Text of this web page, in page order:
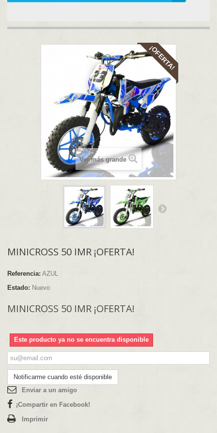
¡OFERTA!
Ver más grande
MINICROSS 50 IMR ¡OFERTA!
Referencia: AZUL
Estado: Nuevo
MINICROSS 50 IMR ¡OFERTA!
Este producto ya no se encuentra disponible
Notificarme cuando esté disponible
Enviar a un amigo
¡Compartir en Facebook!
Imprimir